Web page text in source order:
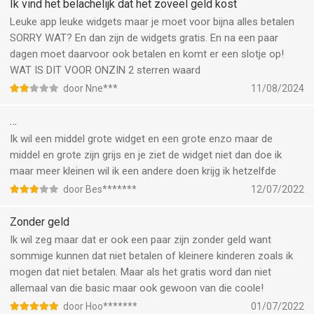
huidige abonnement op te zeggen tijdens de actieve
abonnementsperiode. Na aankoop wordt geen restitutie
verleend voor ongebruikt deel van de termijn.
- Indien u in aanmerking komt voor een gratis proefperiode en
u neemt een abonnement voordat uw gratis proefperiode is
afgelopen, vervalt de rest van uw gratis proefperiode zodra uw
afloop van de gratis proefperiode, tenzij deze ten minste 24 uur
voor het einde van de proefperiode worden geannuleerd.
Privacybeleid: https://www.widgetskit.com/widget-privacy-
policy/
Gebruiksvoorwaarden: https://www.widgetskit.com/widget-
--
Widgets Kit Thema's en Iconen van Qianyan Technology is een
iPhone app met iOS versie 16.0 of hoger, geschikt bevonden
voor gebruikers met leeftijden vanaf
Ik vind het belachelijk dat het zoveel geld kost
Leuke app leuke widgets maar je moet voor bijna alles betalen
SORRY WAT? En dan zijn de widgets gratis. En na een paar
dagen moet daarvoor ook betalen en komt er een slotje op!
WAT IS DIT VOOR ONZIN 2 sterren waard
door Nne*** 11/08/2024
…
Ik wil een middel grote widget en een grote enzo maar de
middel en grote zijn grijs en je ziet de widget niet dan doe ik
maar meer kleinen wil ik een andere doen krijg ik hetzelfde
door Bes******* 12/07/2022
Zonder geld
Ik wil zeg maar dat er ook een paar zijn zonder geld want
sommige kunnen dat niet betalen of kleinere kinderen zoals ik
mogen dat niet betalen. Maar als het gratis word dan niet
allemaal van die basic maar ook gewoon van die coole!
door Hoo******* 01/07/2022